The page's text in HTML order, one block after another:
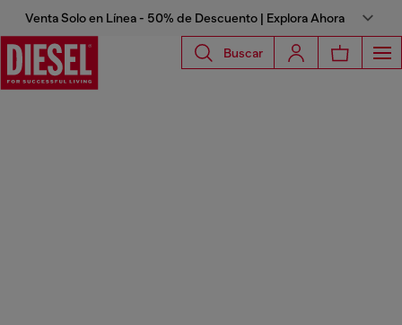
Venta Solo en Línea - 50% de Descuento | Explora Ahora
Buscar